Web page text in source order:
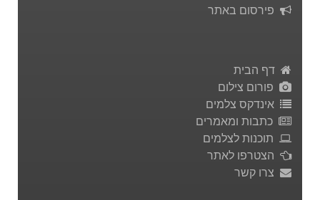
פירסום באתר
דף הבית
פורום צילום
אינדקס צלמים
כתבות ומאמרים
תוכנות לצלמים
הצטרפו לאתר
צרו קשר